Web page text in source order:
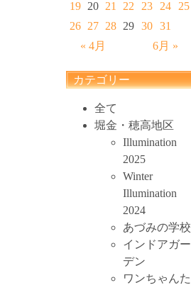
« 4月 6月 »
19 20 21 22 23 24
25
26 27 28 29 30 31
カテゴリー
全て
堀金・穂高地区
Illumination
2025
Winter
Illumination
2024
あづみの学校
インドアガー
デン
ワンちゃんた